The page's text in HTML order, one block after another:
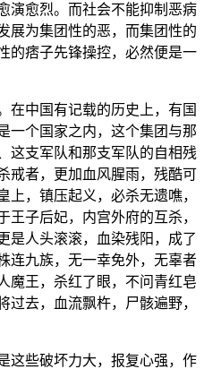
演愈烈。而社会不能抑制恶病
展为集团性的恶，而集团性的
的痞子先锋操控，必然便是一
在中国有记载的历史上，有国
一个国家之内，这个集团与那
这支军队和那支军队的自相残
戒者，更加血风腥雨，残酷可
上，镇压起义，必杀无遗噍，
王子后妃，内宫外府的互杀，
是人头滚滚，血染残阳，成了
连九族，无一幸免外，无辜者
魔王，杀红了眼，不问青红皂
过去，血流飘杵，尸骸遍野，
这些破坏力大，报复心强，作